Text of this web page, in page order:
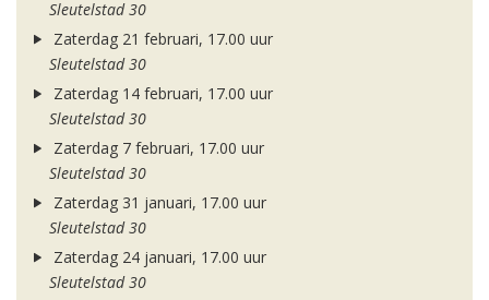
Sleutelstad 30
Zaterdag 21 februari, 17.00 uur
Sleutelstad 30
Zaterdag 14 februari, 17.00 uur
Sleutelstad 30
Zaterdag 7 februari, 17.00 uur
Sleutelstad 30
Zaterdag 31 januari, 17.00 uur
Sleutelstad 30
Zaterdag 24 januari, 17.00 uur
Sleutelstad 30